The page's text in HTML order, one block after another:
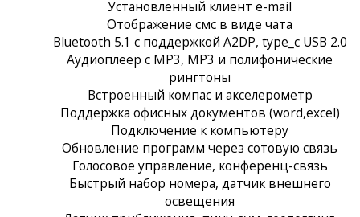
Установленный клиент e-mail
Отображение смс в виде чата
Bluetooth 5.1 с поддержкой A2DP, type_c USB 2.0
Аудиоплеер с MP3, MP3 и полифонические
рингтоны
Встроенный компас и акселерометр
Поддержка офисных документов (word,excel)
Подключение к компьютеру
Обновление программ через сотовую связь
Голосовое управление, конференц-связь
Быстрый набор номера, датчик внешнего
освещения